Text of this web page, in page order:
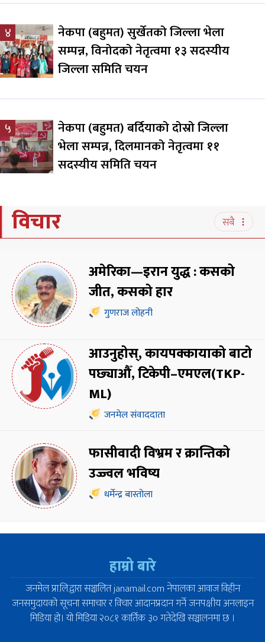
४
नेकपा (बहुमत) सुर्खेतको जिल्ला भेला
सम्पन्न, विनोदको नेतृत्वमा १३ सदस्यीय
जिल्ला समिति चयन
५
नेकपा (बहुमत) बर्दियाको दोस्रो जिल्ला
भेला सम्पन्न, दिलमानको नेतृत्वमा ११
सदस्यीय समिति चयन
विचार सबै
अमेरिका—इरान युद्ध : कसको
जीत, कसको हार
गुणराज लोहनी
आउनुहोस्, कायपक्कायाको बाटो
पछ्याऔँ, टिकेपी–एमएल(TKP-
ML)
जनमेल संवाददाता
फासीवादी विभ्रम र क्रान्तिको
उज्ज्वल भविष्य
धर्मेन्द्र बास्तोला
हाम्रो बारे
जनमेल प्रा.लि.द्वारा सञ्चालित janamail.com नेपालका आवाज विहीन
जनसमुदायको सूचना समाचार र विचार आदानप्रदान गर्ने जनपक्षीय अनलाइन
मिडिया हो। यो मिडिया २०८१ कार्तिक ३० गतेदेखि सञ्चालनमा छ ।